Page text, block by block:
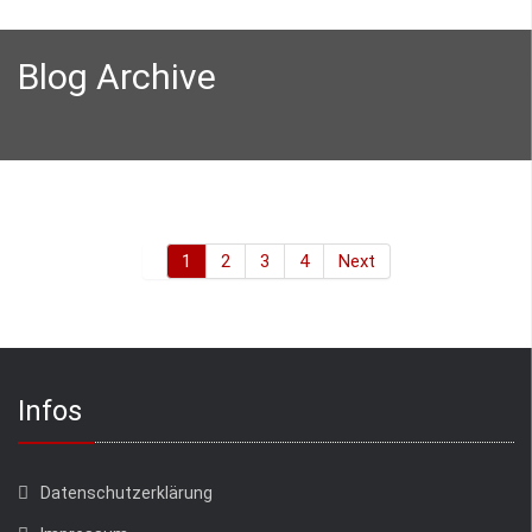
Blog Archive
1 2 3 4 Next
Infos
Datenschutzerklärung